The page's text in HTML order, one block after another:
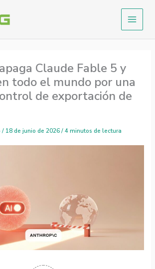
Claude Fable 5 y
todo el mundo por una
de exportación de
/ 18 de junio de 2026/4 minutos de lectura